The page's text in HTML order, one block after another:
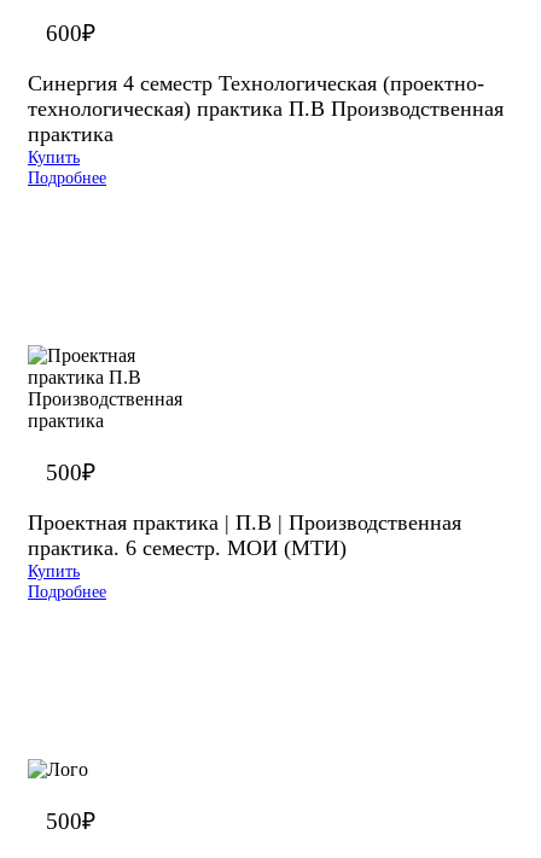
600₽
Синергия 4 семестр Технологическая (проектно-
технологическая) практика П.В Производственная
практика
Купить
Подробнее
500₽
Проектная практика | П.В | Производственная
практика. 6 семестр. МОИ (МТИ)
Купить
Подробнее
500₽